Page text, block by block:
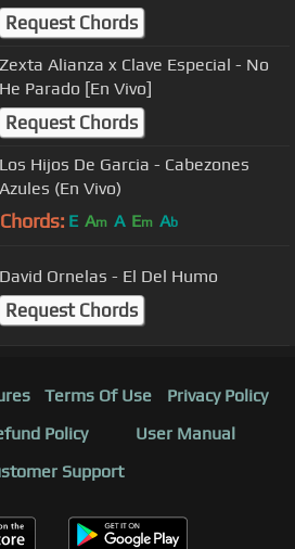
Request Chords
Zexta Alianza x Clave Especial - No
He Parado [En Vivo]
Request Chords
Los Hijos De Garcia - Cabezones
Azules (En Vivo)
Chords: E Am A Em Ab
David Ornelas - El Del Humo
Request Chords
Terms Of Use
Privacy Policy
Policy
User Manual
Support